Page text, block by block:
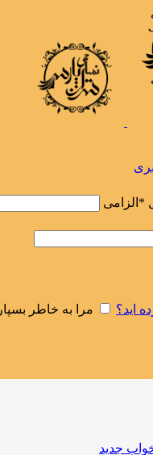
* الزامی
اید؟ مرا به خاطر بسپار